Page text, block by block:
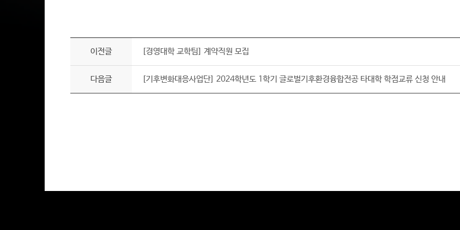
이전글 [경영대학 교학팀] 계약직원 모집
다음글 [기후변화대응사업단] 2024학년도 1학기 글로벌기후환경융합전공 타대학 학점교류 신청 안내